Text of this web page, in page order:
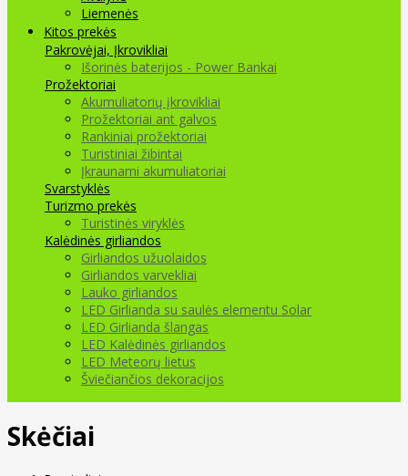
Liemenės
Kitos prekės
Pakrovėjai, Įkrovikliai
Išorinės baterijos - Power Bankai
Prožektoriai
Akumuliatorių įkrovikliai
Prožektoriai ant galvos
Rankiniai prožektoriai
Turistiniai žibintai
Įkraunami akumuliatoriai
Svarstyklės
Turizmo prekės
Turistinės viryklės
Kalėdinės girliandos
Girliandos užuolaidos
Girliandos varvekliai
Lauko girliandos
LED Girlianda su saulės elementu Solar
LED Girlianda šlangas
LED Kalėdinės girliandos
LED Meteorų lietus
Šviečiančios dekoracijos
Skėčiai